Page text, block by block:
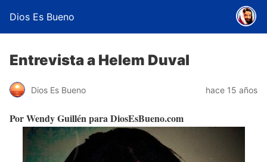
Dios Es Bueno
Entrevista a Helem Duval
Dios Es Bueno hace 15 años
Por Wendy Guillén para DiosEsBueno.com